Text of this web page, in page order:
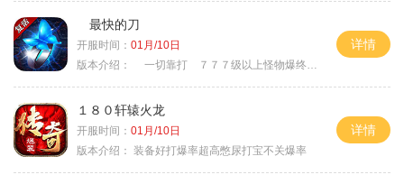
最快的刀
开服时间： 01月/10日
版本介绍：
一切靠打 ７７７级以上怪物爆终极
详情
１８０轩辕火龙
开服时间： 01月/10日
版本介绍： 装备好打爆率超高憋尿打宝不关爆率
详情